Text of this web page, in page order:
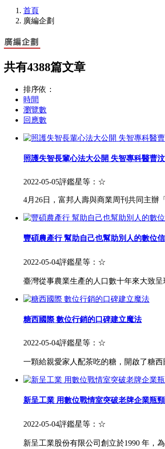
首頁
廣編企劃
共有4388篇文章
排序依：
時間
瀏覽數
回應數
照護失智長輩心法大公開 失智專科醫曹
2022-05-05評鑑星等： ☆
4月26日，富邦人壽與商業周刊共同主
豐碩農產行 幫助自己也幫助別人的數位
2022-05-04評鑑星等： ☆
臺灣從事農業生產的人口數十年來大致
糖西國際 數位行銷的口碑建立魔法
2022-05-04評鑑星等： ☆
一顆給親愛家人配茶吃的糖，開啟了糖
新呈工業 用數位戰情室突破老牌企業瓶頸
2022-05-04評鑑星等： ☆
新呈工業股份有限公司創立於1990 年